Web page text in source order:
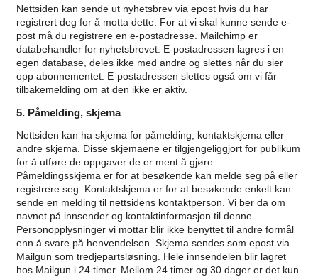
Nettsiden kan sende ut nyhetsbrev via epost hvis du har
registrert deg for å motta dette. For at vi skal kunne sende e-
post må du registrere en e-postadresse. Mailchimp er
databehandler for nyhetsbrevet. E-postadressen lagres i en
egen database, deles ikke med andre og slettes når du sier
opp abonnementet. E-postadressen slettes også om vi får
tilbakemelding om at den ikke er aktiv.
5. Påmelding, skjema
Nettsiden kan ha skjema for påmelding, kontaktskjema eller
andre skjema. Disse skjemaene er tilgjengeliggjort for publikum
for å utføre de oppgaver de er ment å gjøre.
Påmeldingsskjema er for at besøkende kan melde seg på eller
registrere seg. Kontaktskjema er for at besøkende enkelt kan
sende en melding til nettsidens kontaktperson. Vi ber da om
navnet på innsender og kontaktinformasjon til denne.
Personopplysninger vi mottar blir ikke benyttet til andre formål
enn å svare på henvendelsen. Skjema sendes som epost via
Mailgun som tredjepartsløsning. Hele innsendelen blir lagret
hos Mailgun i 24 timer. Mellom 24 timer og 30 dager er det kun